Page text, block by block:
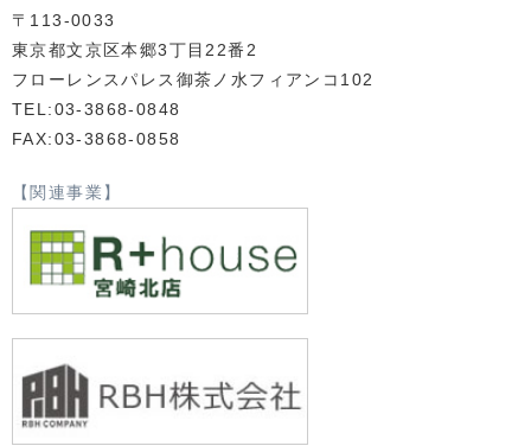
〒113-0033
東京都文京区本郷3丁目22番2
フローレンスパレス御茶ノ水フィアンコ102
TEL:03-3868-0848
FAX:03-3868-0858
【関連事業】